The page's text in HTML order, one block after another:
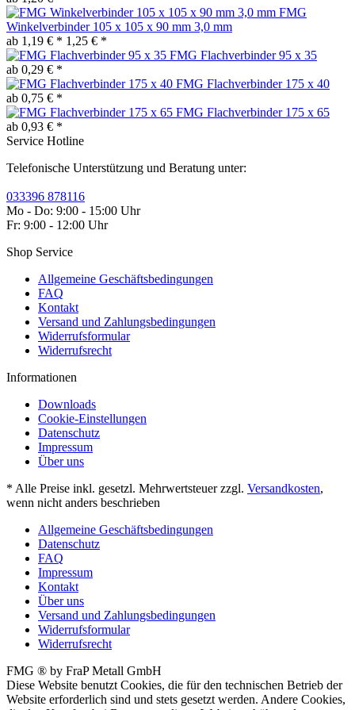
FMG
Winkelverbinder 105 x 105 x 90 mm 3,0 mm
ab 1,19 € * 1,25 € *
FMG Flachverbinder 95 x 35
ab 0,29 € *
FMG Flachverbinder 175 x 40
ab 0,75 € *
FMG Flachverbinder 175 x 65
ab 0,93 € *
Service Hotline
Telefonische Unterstützung und Beratung unter:
033396 878116
Mo - Do: 9:00 - 15:00 Uhr
Fr: 9:00 - 12:00 Uhr
Shop Service
Allgemeine Geschäftsbedingungen
FAQ
Kontakt
Versand und Zahlungsbedingungen
Widerrufsformular
Widerrufsrecht
Informationen
Downloads
Cookie-Einstellungen
Datenschutz
Impressum
Über uns
* Alle Preise inkl. gesetzl. Mehrwertsteuer zzgl. Versandkosten,
wenn nicht anders beschrieben
Allgemeine Geschäftsbedingungen
Datenschutz
FAQ
Impressum
Kontakt
Über uns
Versand und Zahlungsbedingungen
Widerrufsformular
Widerrufsrecht
FMG ® by FraP Metall GmbH
Diese Website benutzt Cookies, die für den technischen Betrieb der
Website erforderlich sind und stets gesetzt werden. Andere Cookies,